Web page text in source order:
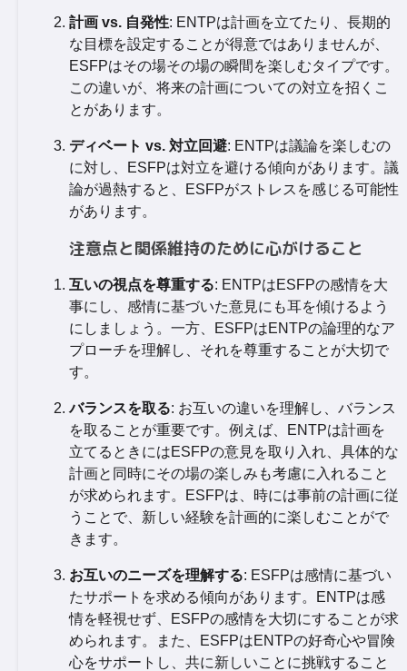
計画 vs. 自発性: ENTPは計画を立てたり、長期的
な目標を設定することが得意ではありませんが、
ESFPはその場その場の瞬間を楽しむタイプです。
この違いが、将来の計画についての対立を招くこ
とがあります。
ディベート vs. 対立回避: ENTPは議論を楽しむの
に対し、ESFPは対立を避ける傾向があります。議
論が過熱すると、ESFPがストレスを感じる可能性
があります。
注意点と関係維持のために心がけること
互いの視点を尊重する: ENTPはESFPの感情を大
事にし、感情に基づいた意見にも耳を傾けるよう
にしましょう。一方、ESFPはENTPの論理的なア
プローチを理解し、それを尊重することが大切で
す。
バランスを取る: お互いの違いを理解し、バランス
を取ることが重要です。例えば、ENTPは計画を
立てるときにはESFPの意見を取り入れ、具体的な
計画と同時にその場の楽しみも考慮に入れること
が求められます。ESFPは、時には事前の計画に従
うことで、新しい経験を計画的に楽しむことがで
きます。
お互いのニーズを理解する: ESFPは感情に基づい
たサポートを求める傾向があります。ENTPは感
情を軽視せず、ESFPの感情を大切にすることが求
められます。また、ESFPはENTPの好奇心や冒険
心をサポートし、共に新しいことに挑戦すること